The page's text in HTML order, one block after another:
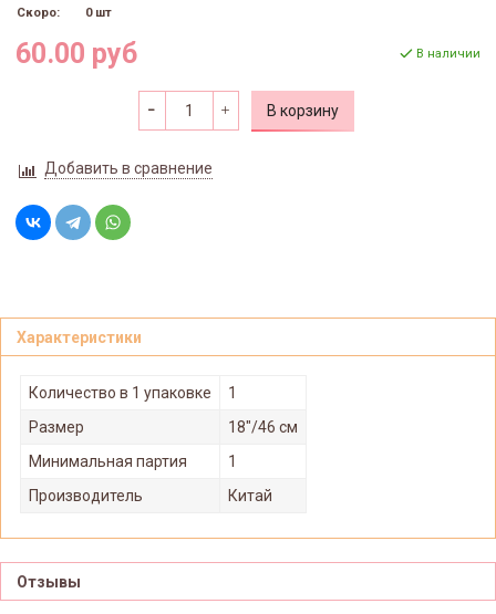
Скоро:
0 шт
60.00 руб В наличии
В корзину
Добавить в сравнение
Характеристики
Количество в 1 упаковке
1
Размер
18"/46 см
Минимальная партия
1
Производитель
Китай
Отзывы